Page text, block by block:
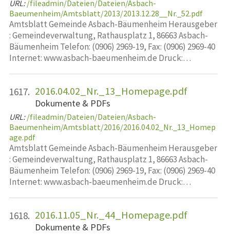
URL: /fileadmin/Dateien/Dateien/Asbach-
Baeumenheim/Amtsblatt/2013/2013.12.28__Nr._52.pdf
Amtsblatt Gemeinde Asbach-Bäumenheim Herausgeber
: Gemeindeverwaltung, Rathausplatz 1, 86663 Asbach-
Bäumenheim Telefon: (0906) 2969-19, Fax: (0906) 2969-40
Internet: www.asbach-baeumenheim.de Druck:…
1617. 2016.04.02_Nr._13_Homepage.pdf
Dokumente & PDFs
URL: /fileadmin/Dateien/Dateien/Asbach-
Baeumenheim/Amtsblatt/2016/2016.04.02_Nr._13_Homep
age.pdf
Amtsblatt Gemeinde Asbach-Bäumenheim Herausgeber
: Gemeindeverwaltung, Rathausplatz 1, 86663 Asbach-
Bäumenheim Telefon: (0906) 2969-19, Fax: (0906) 2969-40
Internet: www.asbach-baeumenheim.de Druck:…
1618. 2016.11.05_Nr._44_Homepage.pdf
Dokumente & PDFs